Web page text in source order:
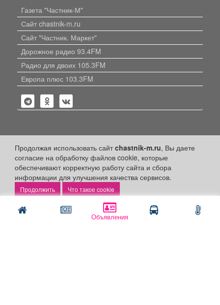
Объявления
Продолжая использовать сайтchastnik-m.ru, Вы даете
согласие на обработку файлов cookie, которые
обеспечивают корректную работу сайта и сбора
информации для улучшения качества сервисов.
Что такое cookie
Газета "Частник-М"
Сайт chastnik-m.ru
Сайт "Частник. Маркет"
Дорожное радио 93.4FM
Радио для двоих 105.3FM
Европа плюс 103.3FM
Политика конфиденциальности
Публикации с пометкой «Реклама», «На правах рекламы»,
«Партнёрский проект» оплачены рекламодателем.
Редакция сайта не несет ответственности за достоверность
объявлениях.
+16 © 2006-2026 ООО "Частник-М"